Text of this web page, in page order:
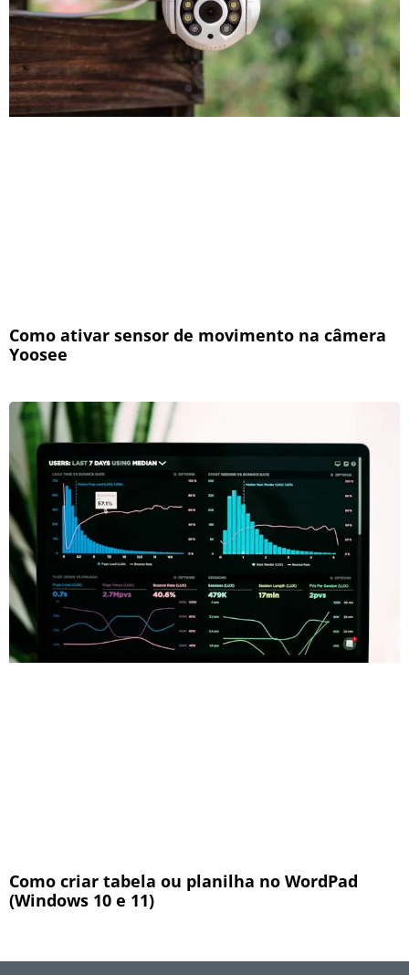
Como ativar sensor de movimento na câmera
Yoosee
Como criar tabela ou planilha no WordPad
(Windows 10 e 11)